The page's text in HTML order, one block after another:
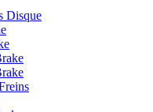
Disque